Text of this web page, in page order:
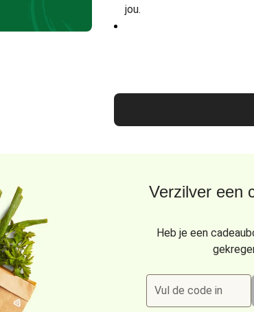
jou.
Verzilver een
Heb je een
Vul de code in